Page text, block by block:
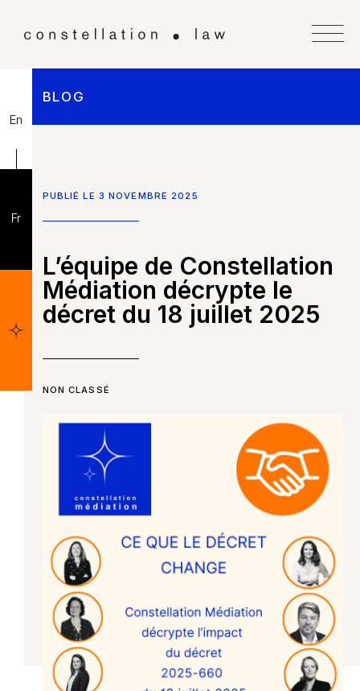
En
Fr
BLOG
PUBLIÉ LE 3 NOVEMBRE 2025
L’équipe de Constellation
Médiation décrypte le
décret du 18 juillet 2025
NON CLASSÉ